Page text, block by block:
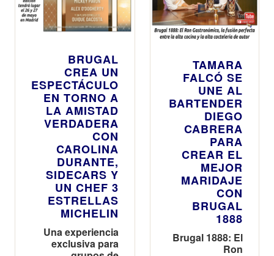
BRUGAL
CREA UN
ESPECTÁCULO
EN TORNO A
LA AMISTAD
VERDADERA
CON
CAROLINA
DURANTE,
SIDECARS Y
UN CHEF 3
ESTRELLAS
MICHELIN
Una experiencia
exclusiva para
TAMARA
FALCÓ SE
UNE AL
BARTENDER
DIEGO
CABRERA
PARA
CREAR EL
MEJOR
MARIDAJE
CON
BRUGAL
1888
Brugal 1888: El
Ron